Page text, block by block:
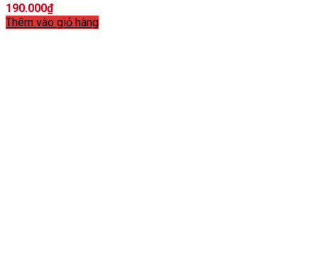
190.000₫
Thêm vào giỏ hàng